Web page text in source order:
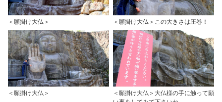
＜願掛け大仏＞ ＜願掛け大仏＞この大きさは圧巻！
＜願掛け大仏＞
＜願掛け大仏＞大仏様の手に触って願